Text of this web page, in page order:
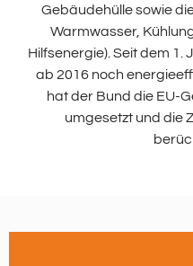
Gebäudehülle sowie
Warmwasser,
Hilfsenergie). Seit dem 1.
ab 2016 noch
hat der Bund die EU-
umgesetzt und die